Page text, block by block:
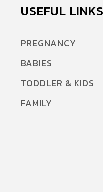
USEFUL LINKS
PREGNANCY
BABIES
TODDLER & KIDS
FAMILY